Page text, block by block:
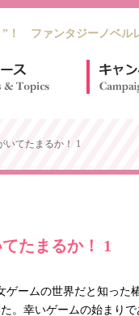
”！ ファンタジーノベル
いてたまるか！ 1
たまるか！ 1
ームの世界だと知った
。幸いゲームの始まり